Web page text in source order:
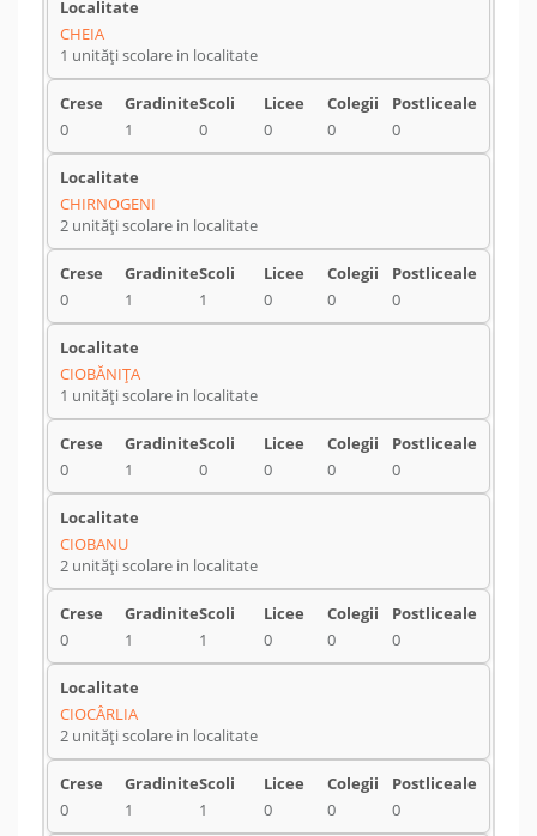
CHEIA
1 unități scolare in localitate
0 1 0 0 0 0
CHIRNOGENI
2 unități scolare in localitate
0 1 1 0 0 0
CIOBĂNIŢA
1 unități scolare in localitate
0 1 0 0 0 0
CIOBANU
2 unități scolare in localitate
0 1 1 0 0 0
CIOCÂRLIA
2 unități scolare in localitate
0 1 1 0 0 0